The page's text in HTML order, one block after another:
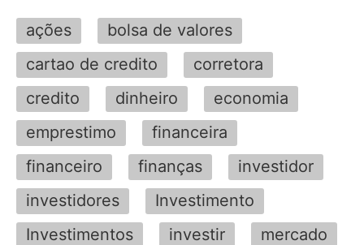
ações
bolsa de valores
cartao de credito
corretora
credito
dinheiro
economia
emprestimo
financeira
financeiro
finanças
investidor
investidores
Investimento
Investimentos
investir
mercado